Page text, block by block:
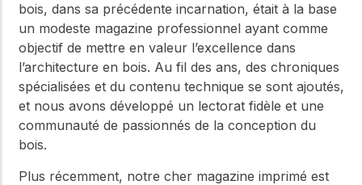
bois, dans sa précédente incarnation, était à la base
un modeste magazine professionnel ayant comme
objectif de mettre en valeur l’excellence dans
l’architecture en bois. Au fil des ans, des chroniques
spécialisées et du contenu technique se sont ajoutés,
et nous avons développé un lectorat fidèle et une
communauté de passionnés de la conception du
bois.
Plus récemment, notre cher magazine imprimé est